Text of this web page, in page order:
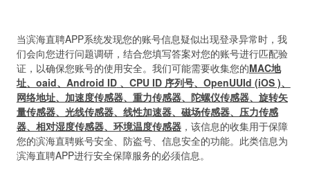
当滨海直聘APP系统发现您的账号信息疑似出现登录异常时，我
们会向您进行问题调研，结合您填写答案对您的账号进行匹配验
证，以确保您账号的使用安全。我们可能需要收集您的MAC地
址、oaid、Android ID、CPU ID 序列号、OpenUUId (iOS )、
网络地址、加速度传感器、重力传感器、陀螺仪传感器、旋转矢
量传感器、光线传感器、线性加速器、磁场传感器、压力传感
器、相对湿度传感器、环境温度传感器，该信息的收集用于保障
您的滨海直聘账号安全、防盗号、信息安全的功能。此类信息为
滨海直聘APP进行安全保障服务的必须信息。